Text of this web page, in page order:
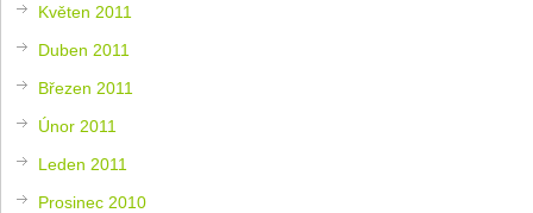
Květen 2011
Duben 2011
Březen 2011
Únor 2011
Leden 2011
Prosinec 2010